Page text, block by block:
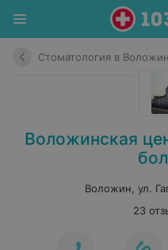
Стоматология в
Воложинская
Воложин, ул.
23